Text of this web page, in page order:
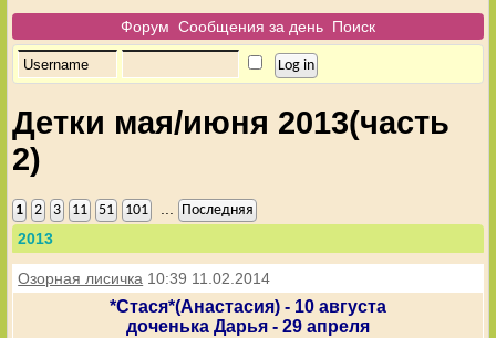
Форум Сообщения за день Поиск
Детки мая/июня 2013(часть
2)
1 2 3 11 51 101 Последняя
2013
Озорная лисичка 10:39 11.02.2014
*Стася*(Анастасия) - 10 августа
доченька Дарья - 29 апреля